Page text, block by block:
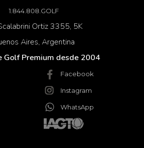
1.844.808.GOLF
Ortiz 3355, 5K
Aires, Argentina
Golf Premium desde 2004
Facebook
Instagram
WhatsApp